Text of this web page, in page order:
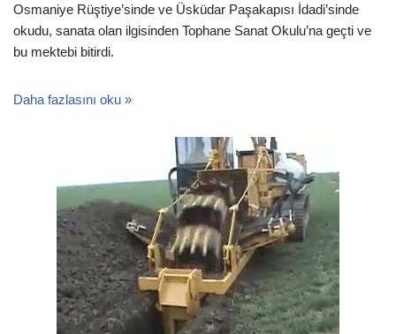
Osmaniye Rüştiye’sinde ve Üsküdar Paşakapısı İdadi’sinde
okudu, sanata olan ilgisinden Tophane Sanat Okulu’na geçti ve
bu mektebi bitirdi.
Daha fazlasını oku »